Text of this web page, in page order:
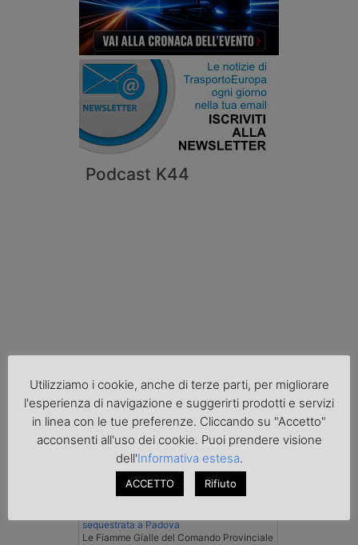
Podcast K44
sequestrata a Padova
Le Fiamme Gialle del Comando Provinciale
Utilizziamo i cookie, anche di terze parti, per migliorare
l'esperienza di navigazione e suggerirti prodotti e servizi
in linea con le tue preferenze. Cliccando su "Accetto"
acconsenti all'uso dei cookie. Puoi prendere visione
dell'Informativa estesa.
ACCETTO Rifiuto